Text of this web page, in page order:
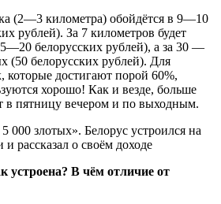
(2—3 километра) обойдётся в 9—10
рублей). За 7 километров будет
белорусских рублей), а за 30 —
(50 белорусских рублей). Для
которые достигают порой 60%,
хорошо! Как и везде, больше
в пятницу вечером и по выходным.
устроена? В чём отличие от